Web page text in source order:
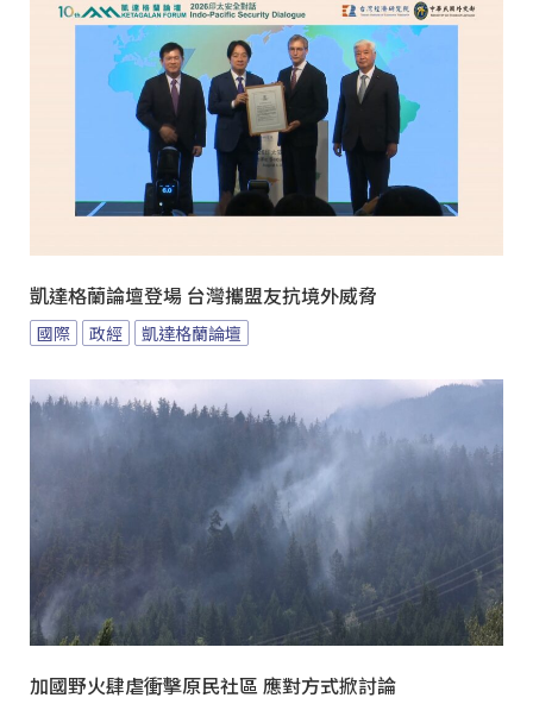
凱達格蘭論壇登場 台灣攜盟友抗境外威脅
國際 政經 凱達格蘭論壇
加國野火肆虐衝擊原民社區 應對方式掀討論